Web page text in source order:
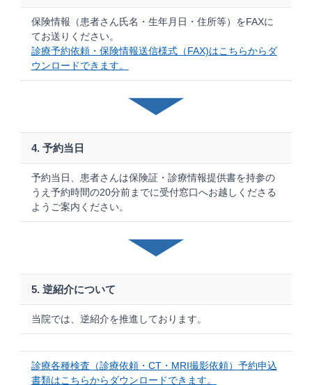
保険情報（患者さん氏名・生年月日・住所等）をFAXに
てお送りください。
診療予約依頼・保険情報送信様式（FAX)はこちらからダ
ウンロードできます。
4. 予約当日
予約当日、患者さんは保険証・診療情報提供書を持参の
うえ予約時間の20分前までに受付窓口へお越しくださる
ようご案内ください。
5. 逆紹介について
当院では、逆紹介を推進しております。
診療各種検査（診療依頼・CT・MRI撮影依頼）予約申込
書類はこちらからダウンロードできます。